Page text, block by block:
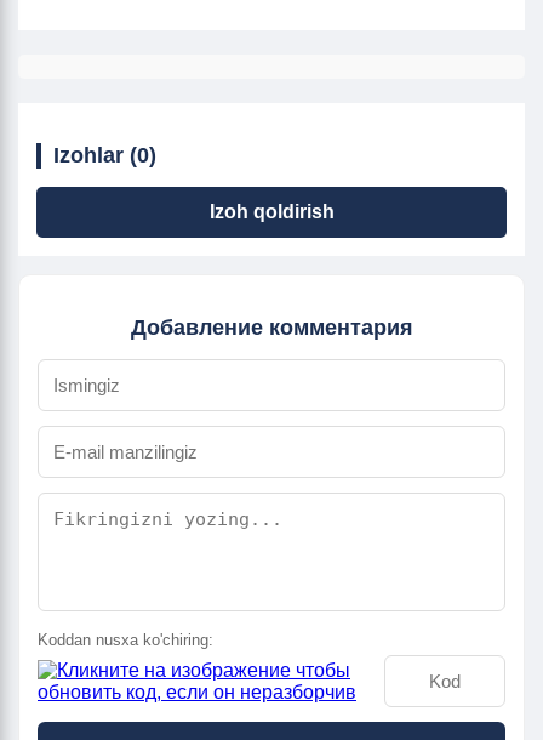
Izohlar (0)
Izoh qoldirish
Добавление комментария
Koddan nusxa ko'chiring: